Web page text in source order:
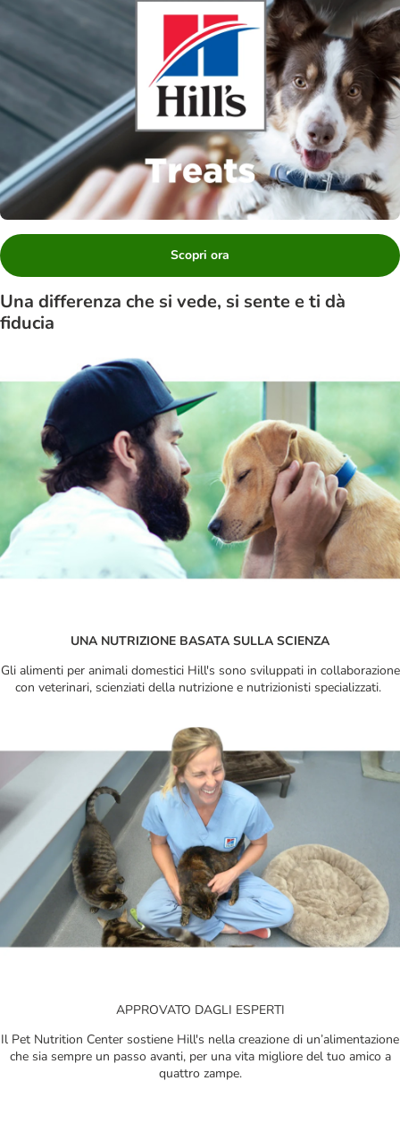
Scopri ora
Una differenza che si vede, si sente e ti dà
fiducia
UNA NUTRIZIONE BASATA SULLA SCIENZA
Gli alimenti per animali domestici Hill's sono sviluppati in collaborazione
con veterinari, scienziati della nutrizione e nutrizionisti specializzati.
APPROVATO DAGLI ESPERTI
Il Pet Nutrition Center sostiene Hill's nella creazione di un’alimentazione
che sia sempre un passo avanti, per una vita migliore del tuo amico a
quattro zampe.